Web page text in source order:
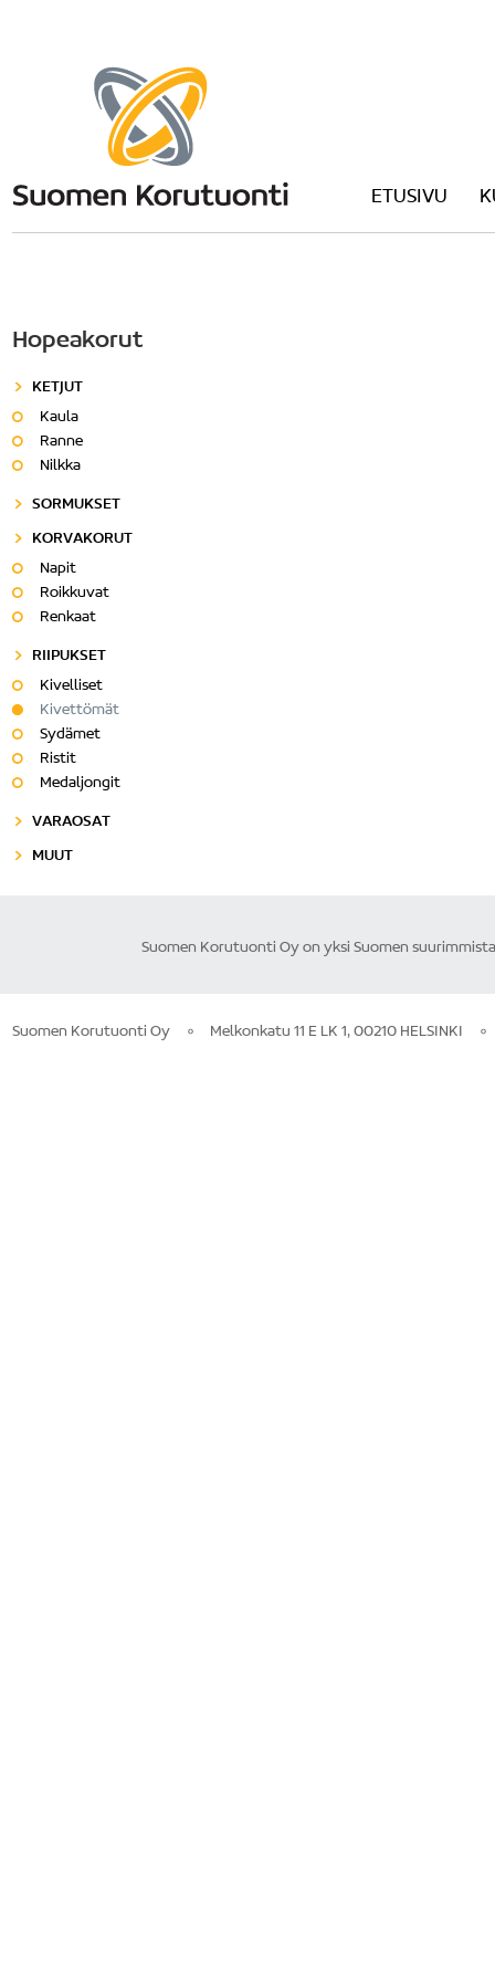
ETUSIVU
Hopeakorut
KETJUT
Kaula
Ranne
Nilkka
SORMUKSET
KORVAKORUT
Napit
Roikkuvat
Renkaat
RIIPUKSET
Kivelliset
Kivettömät
Sydämet
Ristit
Medaljongit
VARAOSAT
MUUT
Suomen Korutuonti Oy on yksi Suomen
Suomen Korutuonti Oy Melkonkatu 11 E LK 1, 00210 HELSINKI